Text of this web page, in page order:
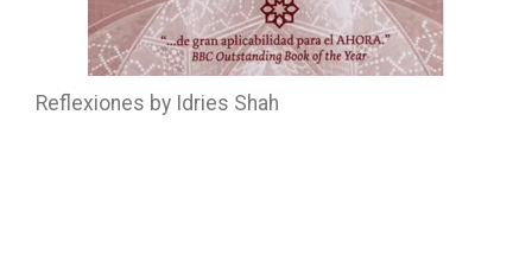
Reflexiones by Idries Shah